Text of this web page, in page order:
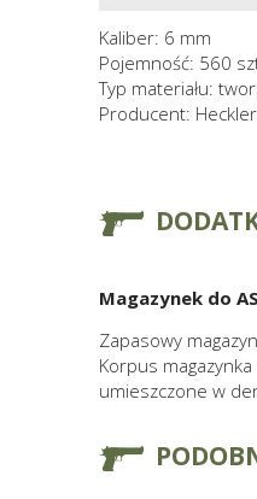
Kaliber: 6 mm
Pojemność: 560
Typ materiału:
Producent:
Magazynek do
Zapasowy
Korpus
umieszczone w